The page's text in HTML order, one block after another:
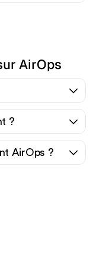
AirOps
?
AirOps ?